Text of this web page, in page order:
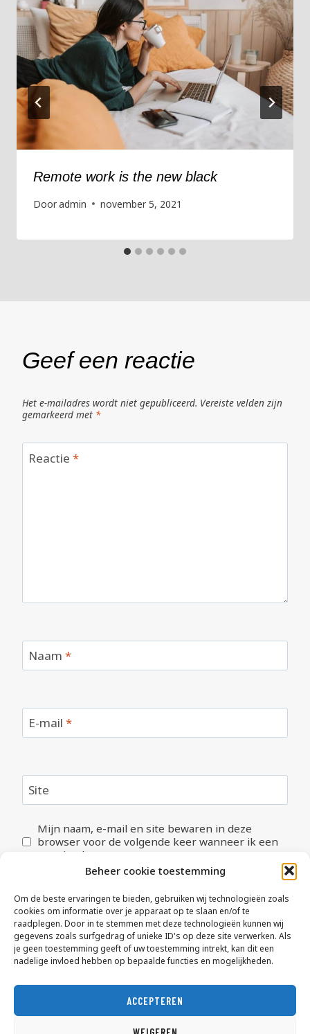
Beheer cookie toestemming
Om de beste ervaringen te bieden, gebruiken wij technologieën zoals
cookies om informatie over je apparaat op te slaan en/of te
raadplegen. Door in te stemmen met deze technologieën kunnen wij
gegevens zoals surfgedrag of unieke ID's op deze site verwerken. Als
je geen toestemming geeft of uw toestemming intrekt, kan dit een
nadelige invloed hebben op bepaalde functies en mogelijkheden.
ACCEPTEREN
Remote work is the new black
Dooradmin november 5, 2021
Geef een reactie
Het e-mailadres wordt niet gepubliceerd. Vereiste velden zijn
gemarkeerd met *
Reactie *
Naam *
E-mail *
Site
Mijn naam, e-mail en site bewaren in deze
browser voor de volgende keer wanneer ik een
reactie plaats.
Maak een afspraak